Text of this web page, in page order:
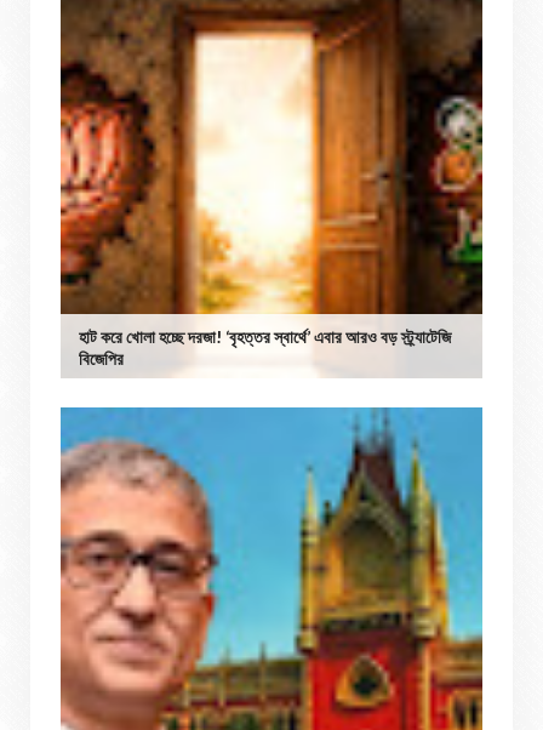
হাট করে খোলা হচ্ছে দরজা! ‘বৃহত্তর স্বার্থে’ এবার আরও বড় স্ট্র্যাটেজি
বিজেপির